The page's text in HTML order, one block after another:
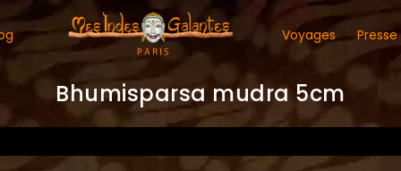
Voyages Presse
Bhumisparsa mudra 5cm